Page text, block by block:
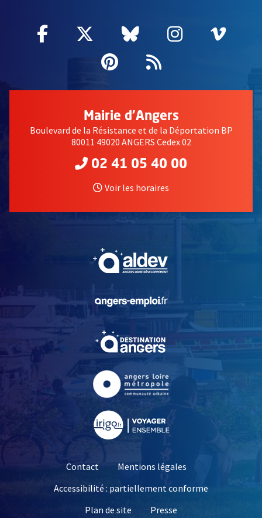
Facebook
, Ouvre une nouvelle fenêtre
Twitter
, Ouvre une nouvelle
Bluesky
, Ouvre une
Instagram
, Ouvre
,
Pinterest
, Ouvre une
Flux RSS
Mairie d'Angers
Boulevard de la Résistance et de la Déportation BP
80011 49020 ANGERS Cedex 02
02 41 05 40 00
Voir les horaires
, Ouvre une nouvelle
, Ouvre une nouvelle
Contact
Mentions légales
Accessibilité : partiellement conforme
Plan de site
Presse